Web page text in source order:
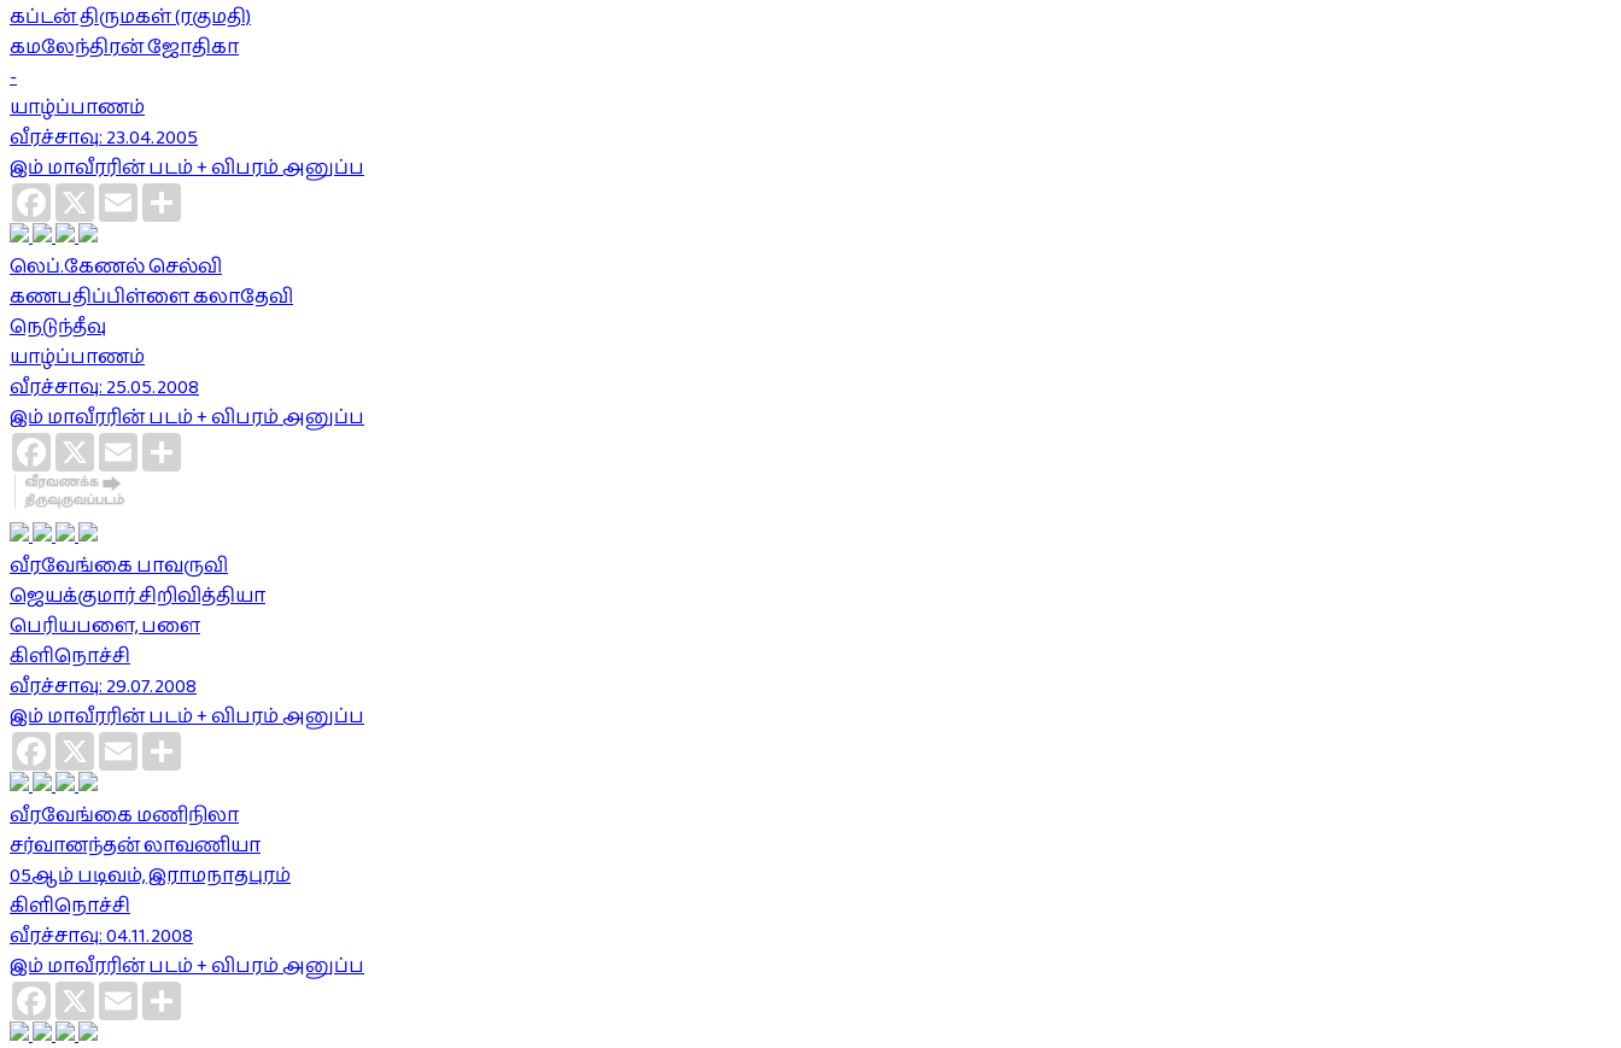
கப்டன் திருமகள் (ரகுமதி)
கமலேந்திரன் ஜோதிகா
-
யாழ்ப்பாணம்
வீரச்சாவு: 23.04.2005
இம் மாவீரரின் படம் + விபரம் அனுப்ப
Facebook
X Email
லெப்.கேணல் செல்வி
கணபதிப்பிள்ளை கலாதேவி
நெடுந்தீவு
யாழ்ப்பாணம்
வீரச்சாவு: 25.05.2008
இம் மாவீரரின் படம் + விபரம் அனுப்ப
Facebook
X Email
வீரவேங்கை பாவருவி
ஜெயக்குமார் சிறிவித்தியா
பெரியபளை, பளை
கிளிநொச்சி
வீரச்சாவு: 29.07.2008
இம் மாவீரரின் படம் + விபரம் அனுப்ப
Facebook
X Email
வீரவேங்கை மணிநிலா
சர்வானந்தன் லாவணியா
05ஆம் படிவம், இராமநாதபுரம்
கிளிநொச்சி
வீரச்சாவு: 04.11.2008
இம் மாவீரரின் படம் + விபரம் அனுப்ப
Facebook
X Email